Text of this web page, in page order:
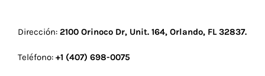
Dirección: 2100 Orinoco Dr, Unit. 164, Orlando, FL 32837.
Teléfono: +1 (407) 698-0075